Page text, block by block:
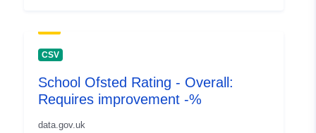
CSV
School Ofsted Rating - Overall:
Requires improvement -%
data.gov.uk